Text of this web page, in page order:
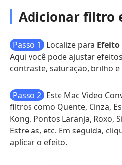
Adicionar filtro
Passo 1 Localize para
Aqui você pode ajustar
contraste, saturação, brilho e
Passo 2 Este Mac Video
filtros como Quente, Cinza,
Kong, Pontos Laranja, Roxo,
Estrelas, etc. Em seguida,
aplicar o efeito.